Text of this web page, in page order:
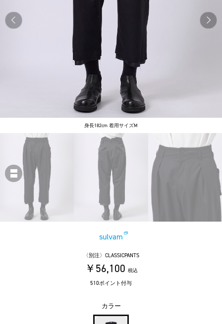
身長182cm 着用サイズM
sulvam
〈別注〉CLASSICPANTS
￥56,100 税込
510ポイント付与
カラー